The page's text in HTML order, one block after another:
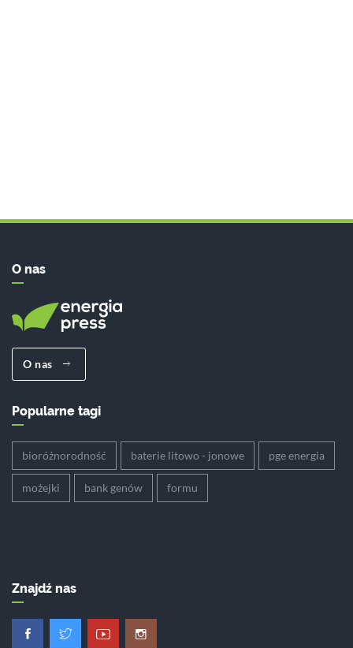
O nas
O nas
Popularne tagi
bioróżnorodność baterie litowo - jonowe pge energia
możejki bank genów formu
Znajdź nas